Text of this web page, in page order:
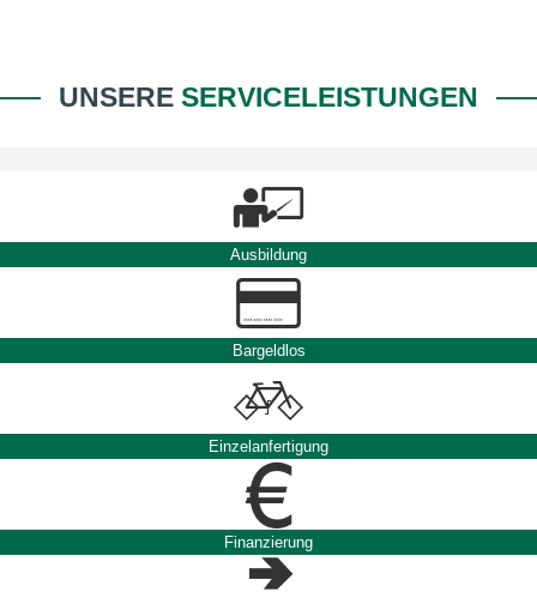
UNSERE SERVICELEISTUNGEN
Ausbildung
Bargeldlos
Einzelanfertigung
Finanzierung